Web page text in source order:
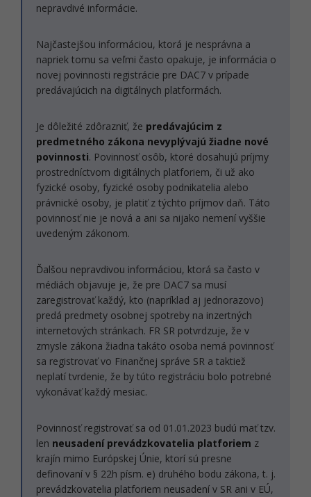
nepravdivé informácie.
Najčastejšou informáciou, ktorá je nesprávna a
napriek tomu sa veľmi často opakuje, je informácia o
novej povinnosti registrácie pre DAC7 v prípade
predávajúcich na digitálnych platformách.
Je dôležité zdôrazniť, že predávajúcim z
predmetného zákona nevyplývajú žiadne nové
povinnosti. Povinnosť osôb, ktoré dosahujú príjmy
prostredníctvom digitálnych platforiem, či už ako
fyzické osoby, fyzické osoby podnikatelia alebo
právnické osoby, je platiť z týchto príjmov daň. Táto
povinnosť nie je nová a ani sa nijako nemení vyššie
uvedeným zákonom.
Ďalšou nepravdivou informáciou, ktorá sa často v
médiách objavuje je, že pre DAC7 sa musí
zaregistrovať každý, kto (napríklad aj jednorazovo)
predá predmety osobnej spotreby na inzertných
internetových stránkach. FR SR potvrdzuje, že v
zmysle zákona žiadna takáto osoba nemá povinnosť
sa registrovať vo Finančnej správe SR a taktiež
neplatí tvrdenie, že by túto registráciu bolo potrebné
vykonávať každý mesiac.
Povinnosť registrovať sa od 01.01.2023 budú mať tzv.
len neusadení prevádzkovatelia platforiem z
krajín mimo Európskej Únie, ktorí sú presne
definovaní v § 22h písm. e) druhého bodu zákona, t. j.
prevádzkovatelia platforiem neusadení v SR ani v EÚ,